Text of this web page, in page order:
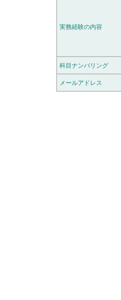
実務経験の内容
科目ナンバリング
メールアドレス